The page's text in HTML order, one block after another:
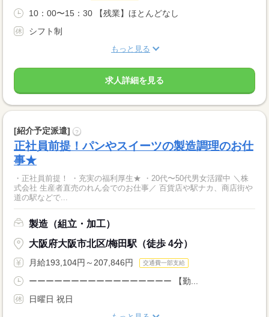
10：00〜15：30 【残業】ほとんどなし
シフト制
もっと見る
求人詳細を見る
[紹介予定派遣] ?
正社員前提！パンやスイーツの製造調理のお仕
事★
・正社員前提！ ・充実の福利厚生★ ・20代〜50代男女活躍中 ＼株
式会社 生産者直売のれん会でのお仕事／ 百貨店や駅ナカ、商店街や
道の駅などで...
製造（組立・加工）
大阪府大阪市北区/梅田駅（徒歩 4分）
月給193,104円～207,846円 交通費一部支給
ーーーーーーーーーーーーーーーーー 【勤...
日曜日 祝日